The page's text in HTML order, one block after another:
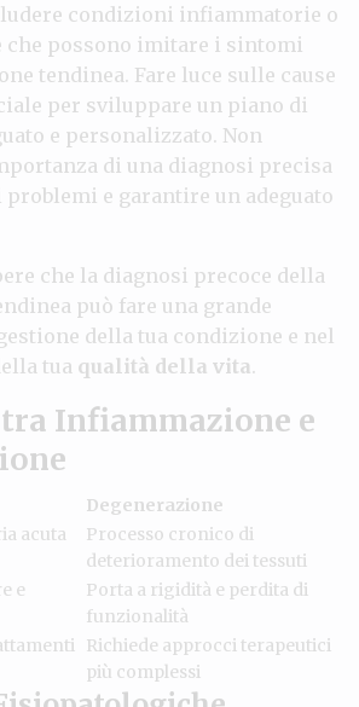
condizioni infiammatorie o
possono imitare i sintomi
tendinea. Fare luce sulle cause
per sviluppare un piano di
e personalizzato. Non
di una diagnosi precisa
e garantire un adeguato
che la diagnosi precoce della
può fare una grande
della tua condizione e nel
tua qualità della vita.
Infiammazione e
Degenerazione
acuta
Processo cronico di
deterioramento dei tessuti
e
Porta a rigidità e perdita di
funzionalità
Richiede approcci terapeutici
più complessi